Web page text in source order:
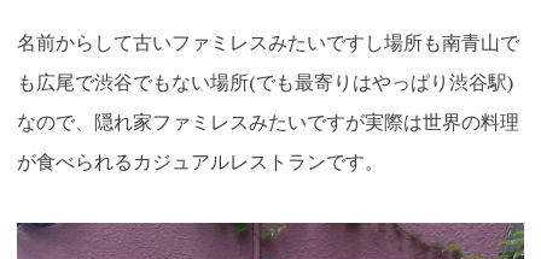
名前からして古いファミレスみたいですし場所も南青山で
も広尾で渋谷でもない場所(でも最寄りはやっぱり渋谷駅)
なので、隠れ家ファミレスみたいですが実際は世界の料理
が食べられるカジュアルレストランです。